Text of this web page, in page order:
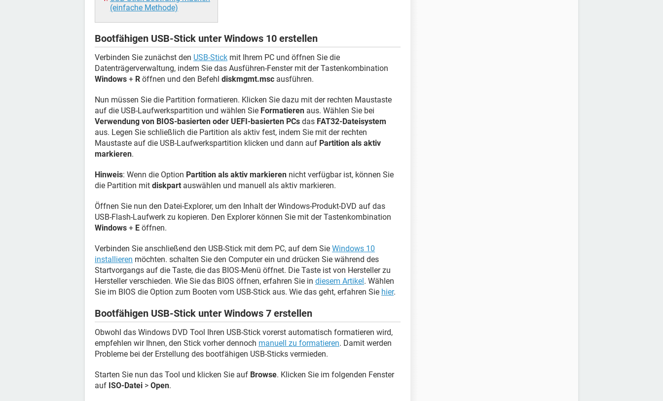
(einfache Methode)
Bootfähigen USB-Stick unter Windows 10 erstellen
Verbinden Sie zunächst den USB-Stick mit Ihrem PC und öffnen Sie die
Datenträgerverwaltung, indem Sie das Ausführen-Fenster mit der Tastenkombination
Windows + R öffnen und den Befehl diskmgmt.msc ausführen.
Nun müssen Sie die Partition formatieren. Klicken Sie dazu mit der rechten Maustaste
auf die USB-Laufwerkspartition und wählen Sie Formatieren aus. Wählen Sie bei
Verwendung von BIOS-basierten oder UEFI-basierten PCs das FAT32-Dateisystem
aus. Legen Sie schließlich die Partition als aktiv fest, indem Sie mit der rechten
Maustaste auf die USB-Laufwerkspartition klicken und dann auf Partition als aktiv
markieren.
Hinweis: Wenn die Option Partition als aktiv markieren nicht verfügbar ist, können Sie
die Partition mit diskpart auswählen und manuell als aktiv markieren.
Öffnen Sie nun den Datei-Explorer, um den Inhalt der Windows-Produkt-DVD auf das
USB-Flash-Laufwerk zu kopieren. Den Explorer können Sie mit der Tastenkombination
Windows + E öffnen.
Verbinden Sie anschließend den USB-Stick mit dem PC, auf dem Sie Windows 10
installieren möchten. schalten Sie den Computer ein und drücken Sie während des
Startvorgangs auf die Taste, die das BIOS-Menü öffnet. Die Taste ist von Hersteller zu
Hersteller verschieden. Wie Sie das BIOS öffnen, erfahren Sie in diesem Artikel. Wählen
Sie im BIOS die Option zum Booten vom USB-Stick aus. Wie das geht, erfahren Sie hier.
Bootfähigen USB-Stick unter Windows 7 erstellen
Obwohl das Windows DVD Tool Ihren USB-Stick vorerst automatisch formatieren wird,
empfehlen wir Ihnen, den Stick vorher dennoch manuell zu formatieren. Damit werden
Probleme bei der Erstellung des bootfähigen USB-Sticks vermieden.
Starten Sie nun das Tool und klicken Sie auf Browse. Klicken Sie im folgenden Fenster
auf ISO-Datei > Open.